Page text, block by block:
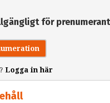
för
Logga in här